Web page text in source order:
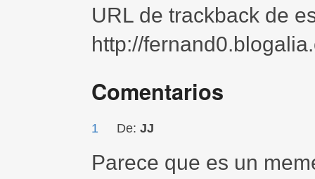
URL de trackback de
http://
Comentarios
1 De: JJ
Parece que es un